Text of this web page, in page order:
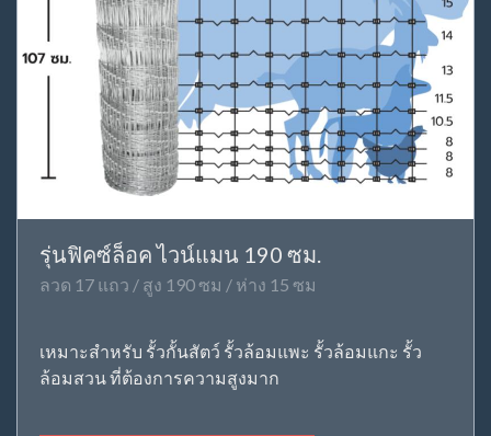
รุ่นฟิคซ์ล็อค ไวน์แมน 190 ซม.
ลวด 17 แถว / สูง 190 ซม / ห่าง 15 ซม
เหมาะสำหรับ รั้วกั้นสัตว์ รั้วล้อมแพะ รั้วล้อมแกะ รั้ว
ล้อมสวน ที่ต้องการความสูงมาก